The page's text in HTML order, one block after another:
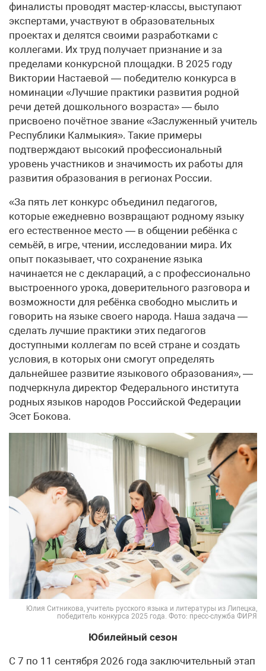
финалисты проводят мастер-классы, выступают
экспертами, участвуют в образовательных
проектах и делятся своими разработками с
коллегами. Их труд получает признание и за
пределами конкурсной площадки. В 2025 году
Виктории Настаевой — победителю конкурса в
номинации «Лучшие практики развития родной
речи детей дошкольного возраста» — было
присвоено почётное звание «Заслуженный учитель
Республики Калмыкия». Такие примеры
подтверждают высокий профессиональный
уровень участников и значимость их работы для
развития образования в регионах России.
«За пять лет конкурс объединил педагогов,
которые ежедневно возвращают родному языку
его естественное место — в общении ребёнка с
семьёй, в игре, чтении, исследовании мира. Их
опыт показывает, что сохранение языка
начинается не с деклараций, а с профессионально
выстроенного урока, доверительного разговора и
возможности для ребёнка свободно мыслить и
говорить на языке своего народа. Наша задача —
сделать лучшие практики этих педагогов
доступными коллегам по всей стране и создать
условия, в которых они смогут определять
дальнейшее развитие языкового образования», —
подчеркнула директор Федерального института
родных языков народов Российской Федерации
Эсет Бокова.
Юлия Ситникова, учитель русского языка и литературы из Липецка,
победитель конкурса 2025 года. Фото: пресс-служба ФИРЯ
Юбилейный сезон
С 7 по 11 сентября 2026 года заключительный этап